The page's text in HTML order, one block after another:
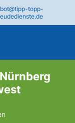
topp-